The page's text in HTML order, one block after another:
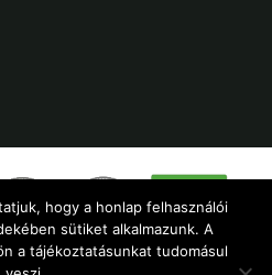
hogy a honlap felhasználói
sütiket alkalmazunk. A
a tájékoztatásunkat tudomásul